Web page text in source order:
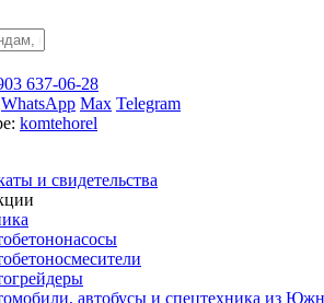
637-06-28
WhatsApp Max Telegram
komtehorel
и свидетельства
автобусы и спецтехника из